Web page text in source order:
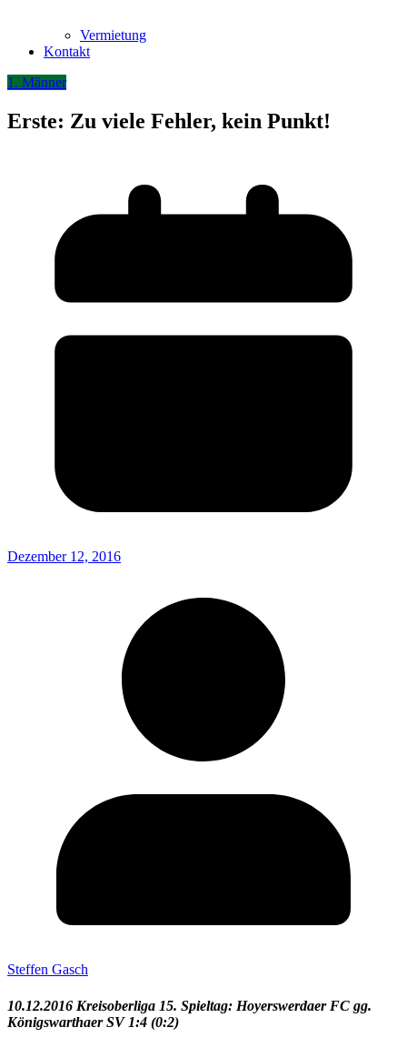
Vermietung
Kontakt
1. Männer
Erste: Zu viele Fehler, kein Punkt!
Dezember 12, 2016
Steffen Gasch
10.12.2016 Kreisoberliga 15. Spieltag: Hoyerswerdaer FC gg.
Königswarthaer SV 1:4 (0:2)